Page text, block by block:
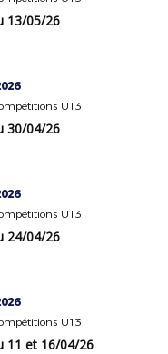
13/05/26
U13
30/04/26
U13
24/04/26
U13
11 et 16/04/26